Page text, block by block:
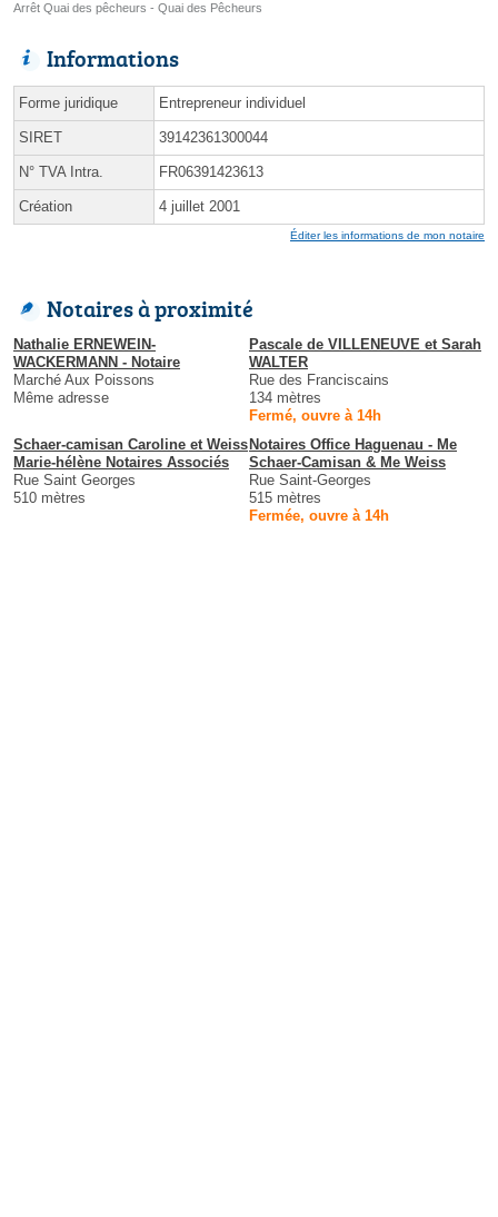
Arrêt Quai des pêcheurs - Quai des Pêcheurs
Informations
Forme juridique Entrepreneur individuel
SIRET 39142361300044
N° TVA Intra. FR06391423613
Création 4 juillet 2001
Éditer les informations de mon notaire
Notaires à proximité
Nathalie ERNEWEIN-
WACKERMANN - Notaire
Marché Aux Poissons
Même adresse
Pascale de VILLENEUVE et Sarah
WALTER
Rue des Franciscains
134 mètres
Fermé, ouvre à 14h
Schaer-camisan Caroline et Weiss
Marie-hélène Notaires Associés
Rue Saint Georges
510 mètres
Notaires Office Haguenau - Me
Schaer-Camisan & Me Weiss
Rue Saint-Georges
515 mètres
Fermée, ouvre à 14h